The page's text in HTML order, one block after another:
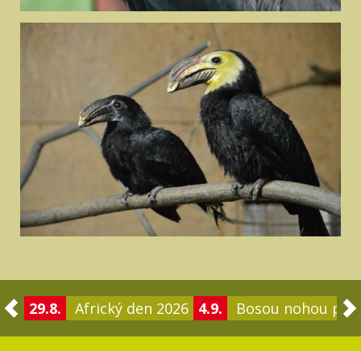
29.8. Africký den 2026 4.9. Bosou nohou po